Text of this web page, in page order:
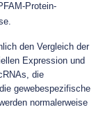
Protein-
den Vergleich der
Expression und
die
gewebespezifische
normalerweise